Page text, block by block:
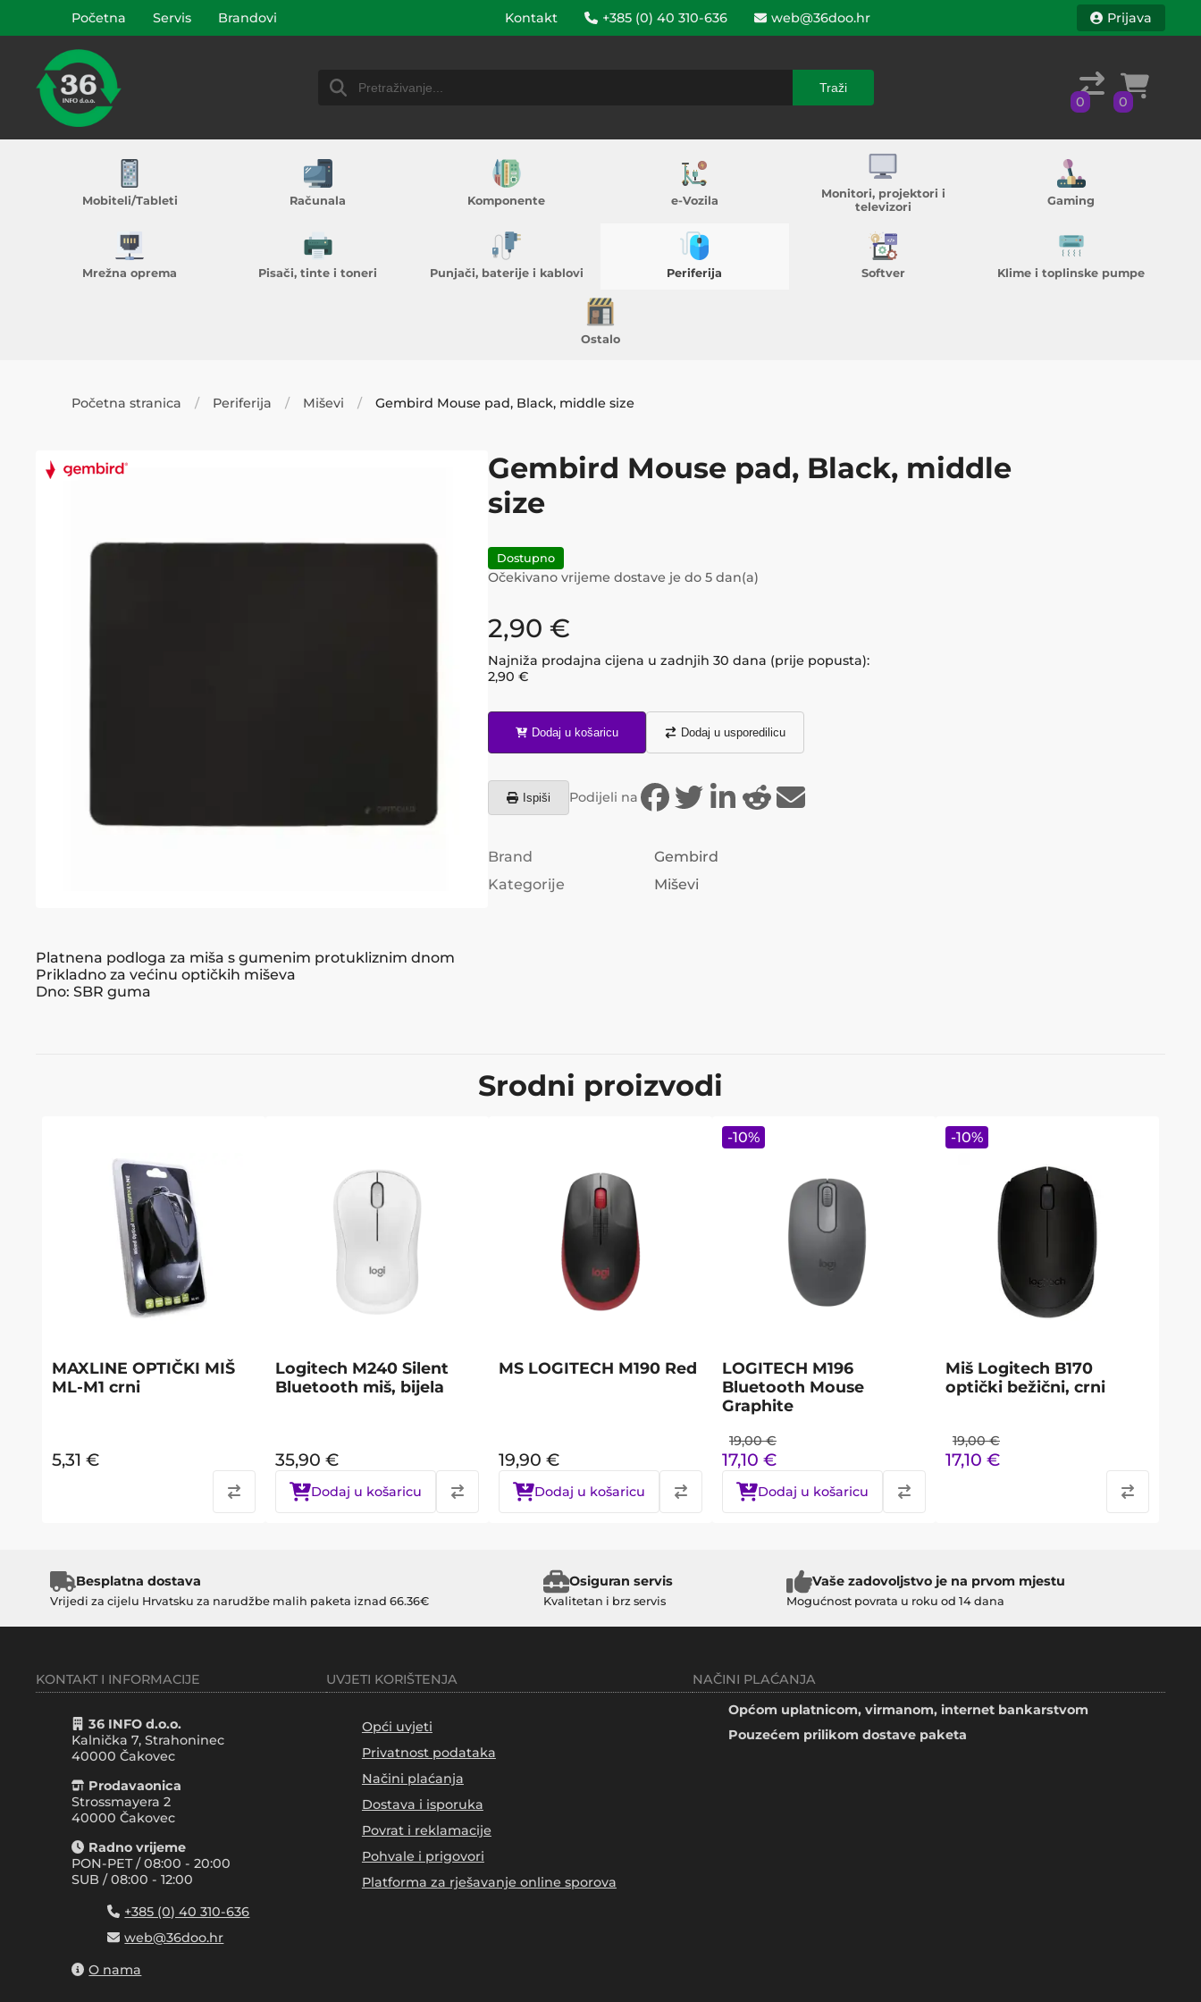
Traži
Početna Servis Brandovi Kontakt +385 (0) 40 310-636 web@36doo.hr Prijava
Traži
0 0
Mobiteli/Tableti Računala Komponente e-Vozila
Monitori, projektori i
televizori
Gaming
Mrežna oprema Pisači, tinte i toneri Punjači, baterije i kablovi Periferija Softver Klime i toplinske pumpe
Ostalo
Početna stranica Periferija Miševi Gembird Mouse pad, Black, middle size
Platnena podloga za miša s gumenim protukliznim dnom
Prikladno za većinu optičkih miševa
Dno: SBR guma
Gembird Mouse pad, Black, middle
size
Dostupno
Očekivano vrijeme dostave je do 5dan(a)
2,90 €
Najniža prodajna cijena u zadnjih 30 dana (prije popusta):
2,90 €
Dodaj u košaricu Dodaj u usporedilicu
Ispiši Podijeli na
Brand
Gembird
Kategorije
Miševi
Srodni proizvodi
MAXLINE OPTIČKI MIŠ
ML-M1 crni
5,31 €
Logitech M240 Silent
Bluetooth miš, bijela
35,90 €
Dodaj u košaricu
MS LOGITECH M190 Red
19,90 €
Dodaj u košaricu
LOGITECH M196
Bluetooth Mouse
Graphite
19,00 €
17,10 €
Dodaj u košaricu
-10%
Miš Logitech B170
optički bežični, crni
19,00 €
17,10 €
-10%
Besplatna dostava
Vrijedi za cijelu Hrvatsku za narudžbe malih paketa iznad 66.36€
Osiguran servis
Kvalitetan i brz servis
Vaše zadovoljstvo je na prvom mjestu
Mogućnost povrata u roku od 14 dana
KONTAKT I INFORMACIJE
36 INFO d.o.o.
Kalnička 7, Strahoninec
40000 Čakovec
Prodavaonica
Strossmayera 2
40000 Čakovec
Radno vrijeme
PON-PET / 08:00 - 20:00
SUB / 08:00 - 12:00
+385 (0) 40 310-636
web@36doo.hr
O nama
UVJETI KORIŠTENJA
Opći uvjeti
Privatnost podataka
Načini plaćanja
Dostava i isporuka
Povrat i reklamacije
Pohvale i prigovori
Platforma za rješavanje online sporova
NAČINI PLAĆANJA
Općom uplatnicom, virmanom, internet bankarstvom
Pouzećem prilikom dostave paketa